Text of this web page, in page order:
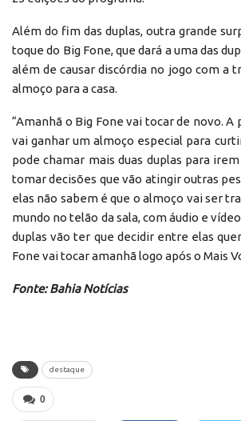
Além do fim das duplas, outra grande
toque do Big Fone, que dará a uma das
além de causar discórdia no jogo com a
almoço para a casa.
“Amanhã o Big Fone vai tocar de novo. A
vai ganhar um almoço especial para
pode chamar mais duas duplas para
tomar decisões que vão atingir outras
elas não sabem é que o almoço vai ser
mundo no telão da sala, com áudio e
duplas vão ter que decidir entre elas
Fone vai tocar amanhã logo após o Mais
Fonte: Bahia Notícias
destaque
0